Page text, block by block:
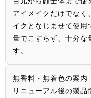
アイメイクだけでなく
イクとなじませて使
量でこすらず、十分な
す。
無香料・無着色の案内
リニューアル後の製